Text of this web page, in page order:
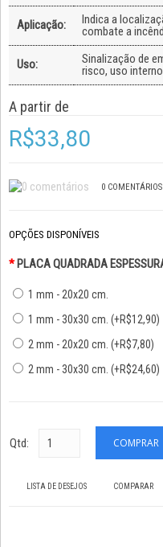
Aplicação:
Indica a
combate a
Uso:
Sinalização de
risco, uso
A partir de
R$33,80
0 COMENTÁRIOS
OPÇÕES DISPONÍVEIS
* PLACA QUADRADA
1 mm - 20x20 cm.
1 mm - 30x30 cm. (+R$12,90)
2 mm - 20x20 cm. (+R$7,80)
2 mm - 30x30 cm. (+R$24,60)
Qtd:
LISTA DE DESEJOS COMPARAR